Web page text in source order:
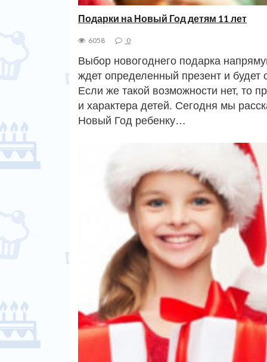
Подарки на Новый Год детям 11 лет
6058 0
Выбор новогоднего подарка
ждет определенный презент и будет
Если же такой возможности нет, то
и характера детей. Сегодня мы
Новый Год ребенку…